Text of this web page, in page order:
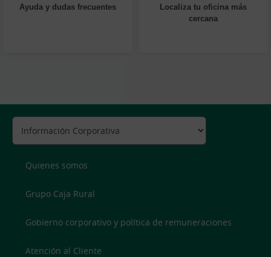
Ayuda y dudas frecuentes
Localiza tu oficina más
cercana
Quienes somos
Grupo Caja Rural
Gobierno corporativo y política de remuneraciones
Atención al Cliente